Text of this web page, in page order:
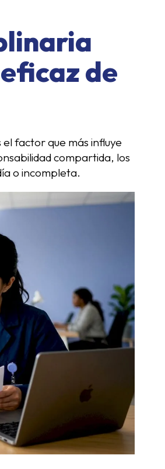
de
factor que más influye
compartida, los
o incompleta.